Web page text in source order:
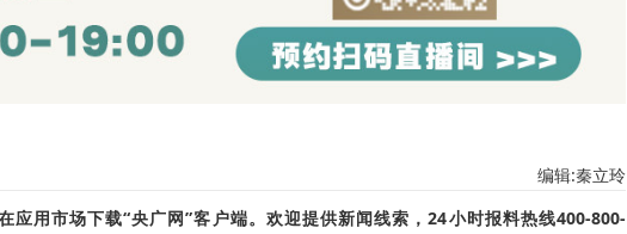
编辑:秦立玲
应用市场下载“央广网”客户端。欢迎提供新闻线索，24小时报料热线400-800-